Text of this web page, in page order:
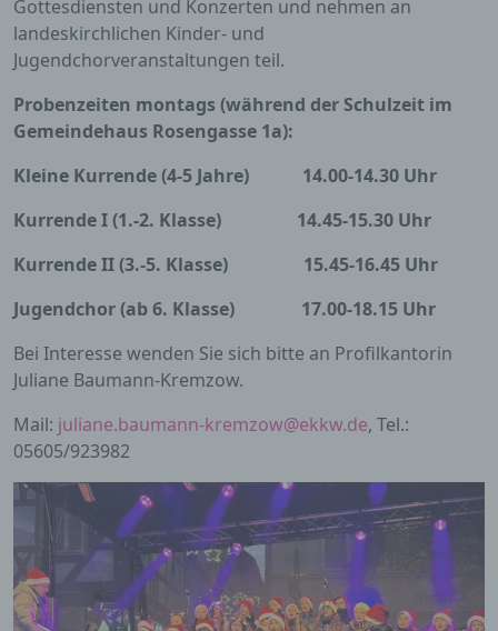
Gottesdiensten und Konzerten und nehmen an
landeskirchlichen Kinder- und
Jugendchorveranstaltungen teil.
Probenzeiten montags (während der Schulzeit im
Gemeindehaus Rosengasse 1a):
Kleine Kurrende (4-5 Jahre)
14.00-14.30 Uhr
Kurrende I (1.-2. Klasse)
14.45-15.30 Uhr
Kurrende II (3.-5. Klasse)
15.45-16.45 Uhr
Jugendchor (ab 6. Klasse)
17.00-18.15 Uhr
Bei Interesse wenden Sie sich bitte an Profilkantorin
Juliane Baumann-Kremzow.
Mail: juliane.baumann-kremzow@ekkw.de, Tel.:
05605/923982